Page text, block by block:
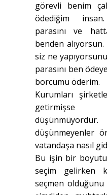
görevli benim
ödediğim
parasını ve
benden
siz ne
parasını ben
borcumu öderim.
Kurumları
düşünmeyenler
vatandaşa nasıl
Bu işin bir
seçim gelirken
seçmen